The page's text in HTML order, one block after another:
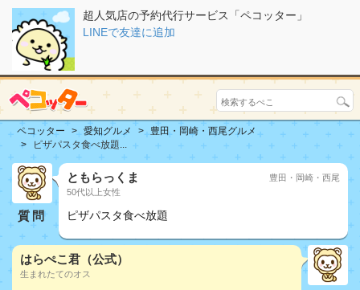
超人気店の予約代行サービス「ペコッター」
LINEで友達に追加
ペコッター 愛知グルメ
豊田・岡崎・西尾グルメ
ピザパスタ食べ放題...
質問
ともらっくま
50代以上女性
豊田・岡崎・西尾
ピザパスタ食べ放題
はらぺこ君（公式）
生まれたてのオス